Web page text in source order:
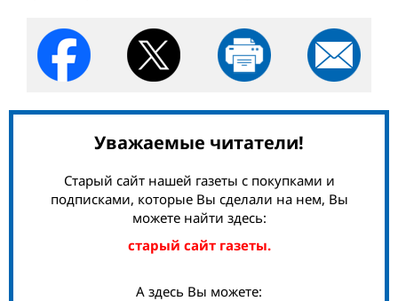
Уважаемые читатели!
Старый сайт нашей газеты с покупками и
подписками, которые Вы сделали на нем, Вы
можете найти здесь:
старый сайт газеты.
А здесь Вы можете: